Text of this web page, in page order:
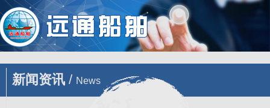
您的位置 : 首页/新闻 /企业新闻 /荣成12艘拖网渔船昨开赴大西洋渔
场进行捕捞生产
新闻资讯 / News